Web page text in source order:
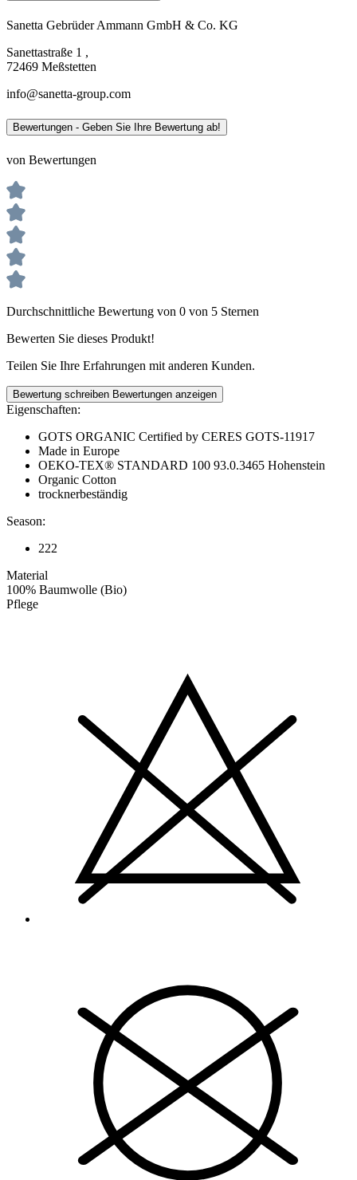
Sanetta Gebrüder Ammann GmbH & Co. KG
Sanettastraße 1 ,
72469 Meßstetten
info@sanetta-group.com
Bewertungen - Geben Sie Ihre Bewertung ab!
von Bewertungen
Durchschnittliche Bewertung von 0 von 5 Sternen
Bewerten Sie dieses Produkt!
Teilen Sie Ihre Erfahrungen mit anderen Kunden.
Bewertung schreiben Bewertungen anzeigen
Eigenschaften:
GOTS ORGANIC Certified by CERES GOTS-11917
Made in Europe
OEKO-TEX® STANDARD 100 93.0.3465 Hohenstein
Organic Cotton
trocknerbeständig
Season:
222
Material
100% Baumwolle (Bio)
Pflege